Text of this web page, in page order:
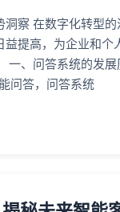
察 在数字化转型
提高，为企业和
一、问答系统的发
问答，问答系统